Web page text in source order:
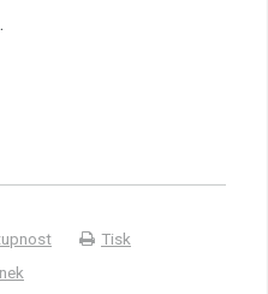
Tisk